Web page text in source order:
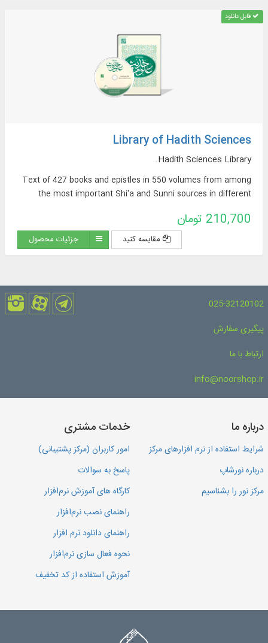
قابل دانلود
Library of Hadith Sciences
Hadith Sciences Library.
Text of 427 books and epistles in 550 volumes from among
the most important Shi'a and Sunni sources in different
Dirayat al-Hadith, Fiqh al-Hadith (hadith comprehension), `Ilal
al-Hadith (defects of hadith), Naqd al-Hadith (criticism of
210,700 تومان
مقایسه کنید جزئیات محصول
025-32120102
پیگیری سفارش
ارتباط با ما
info@noorshop.ir
درباره ما
شرایط استفاده از نرم افزارهای مرکز
درباره نورشاپ
مرکز نور را بشناسیم
خدمات مشتری
امور کاربران (مرکز پشتیبانی)
پاسخ به سوالات
کارگاه های آموزش نرم‌افزار
راهنمای نصب نرم‌افزار
راهنمای دانلود نرم افزار
نحوه فعال سازی نرم‌افزار
آموزش استفاده از کد تخفیف